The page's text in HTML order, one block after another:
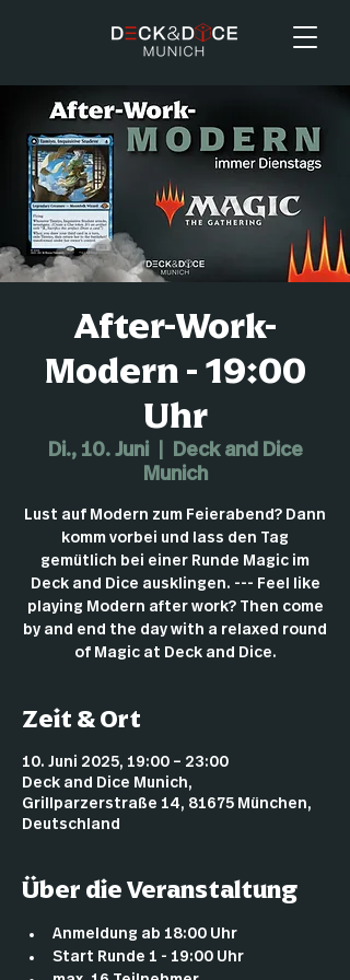
After-Work-
Modern - 19:00
Uhr
Di., 10. Juni
  |
Deck and Dice
Munich
Lust auf Modern zum Feierabend? Dann
komm vorbei und lass den Tag
gemütlich bei einer Runde Magic im
Deck and Dice ausklingen. --- Feel like
playing Modern after work? Then come
by and end the day with a relaxed round
of Magic at Deck and Dice.
Zeit & Ort
10. Juni 2025, 19:00 – 23:00
Deck and Dice Munich,
Grillparzerstraße 14, 81675 München,
Deutschland
Über die Veranstaltung
Anmeldung ab 18:00 Uhr
Start Runde 1 - 19:00 Uhr